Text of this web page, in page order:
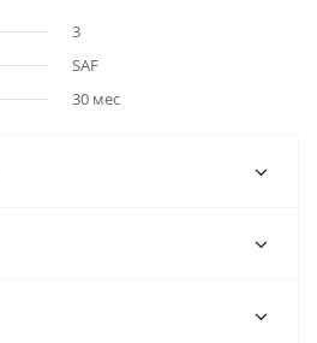
3
SAF
30 мес